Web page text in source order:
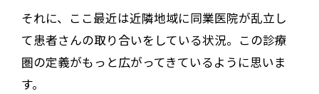
それに、ここ最近は近隣地域に同業医院が乱立し
て患者さんの取り合いをしている状況。この診療
圏の定義がもっと広がってきているように思いま
す。